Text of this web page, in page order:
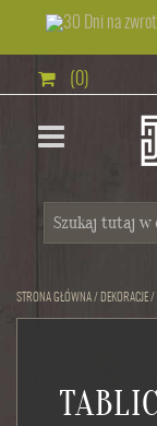
(0)
STRONA GŁÓWNA/ DEKORACJE/